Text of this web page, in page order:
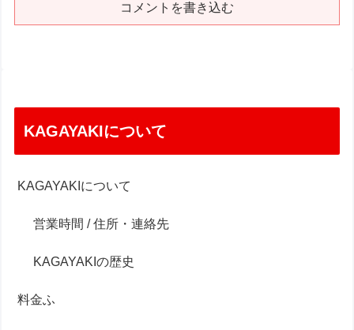
コメントを書き込む
KAGAYAKIについて
KAGAYAKIについて
営業時間 / 住所・連絡先
KAGAYAKIの歴史
料金ふ